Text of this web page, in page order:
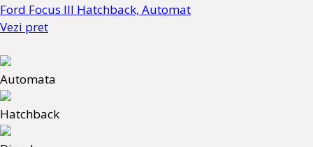
Ford Focus III Hatchback, Automat
Vezi pret
Automata
Hatchback